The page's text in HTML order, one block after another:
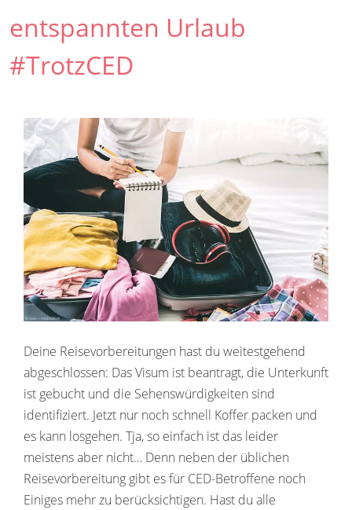
entspannten Urlaub
#TrotzCED
Deine Reisevorbereitungen hast du weitestgehend
abgeschlossen: Das Visum ist beantragt, die Unterkunft
ist gebucht und die Sehenswürdigkeiten sind
identifiziert. Jetzt nur noch schnell Koffer packen und
es kann losgehen. Tja, so einfach ist das leider
meistens aber nicht… Denn neben der üblichen
Reisevorbereitung gibt es für CED-Betroffene noch
Einiges mehr zu berücksichtigen. Hast du alle